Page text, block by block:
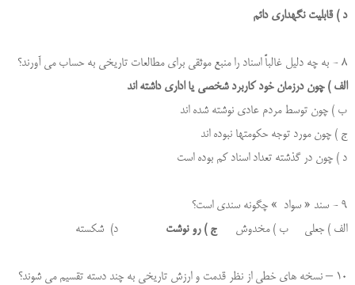
د ) قابلیت نگهداری دائم
8 - به چه دلیل غالباً اسناد را منبع موثقی برای مطالعات تاریخی به حساب می آورند؟
الف ) چون درزمان خود کاربرد شخصی یا اداری داشته اند
ب ) چون توسط مردم عادی نوشته شده اند
ج ) چون مورد توجه حکومتها نبوده اند
د ) چون در گذشته تعداد اسناد کم بوده است
9 - سند « سواد » چگونه سندی است؟
الف ) جعلی ب ) مخدوشج ) رو نوشت د) شکسته
10 – نسخه­ های خطی از نظر قدمت و ارزش تاریخی به چند دسته تقسیم می شوند؟